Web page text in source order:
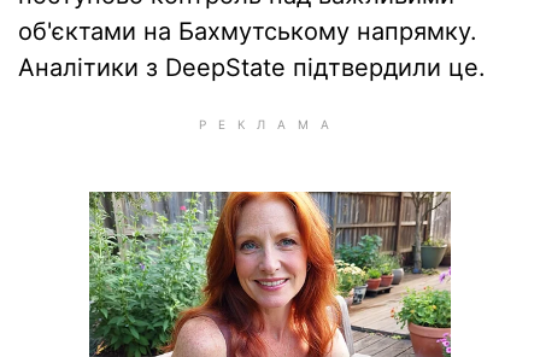
об'єктами на Бахмутському напрямку.
Аналітики з DeepState підтвердили це.